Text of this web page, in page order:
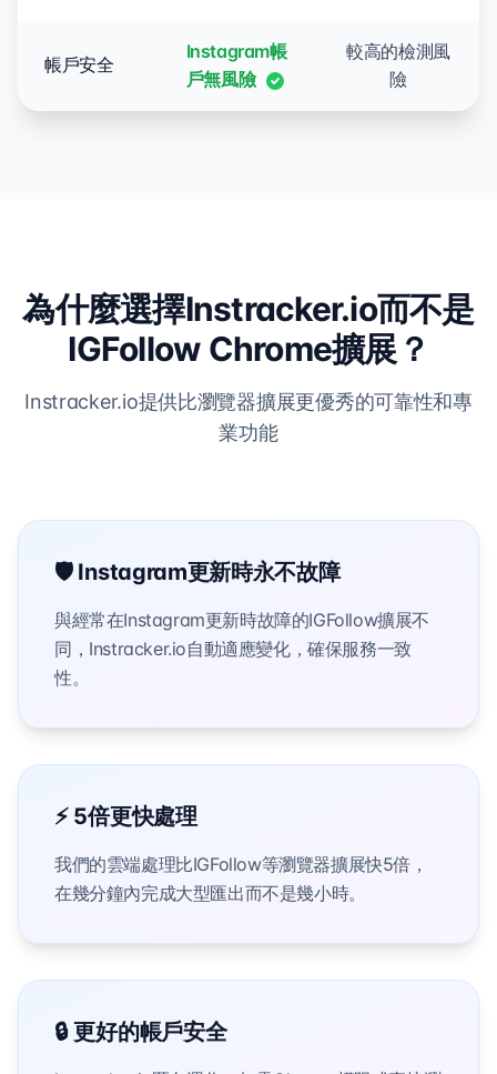
帳戶安全
Instagram帳
戶無風險
較高的檢測風
險
為什麼選擇Instracker.io而不是
IGFollow Chrome擴展？
Instracker.io提供比瀏覽器擴展更優秀的可靠性和專
業功能
🛡️ Instagram更新時永不故障
與經常在Instagram更新時故障的IGFollow擴展不
同，Instracker.io自動適應變化，確保服務一致
性。
⚡ 5倍更快處理
我們的雲端處理比IGFollow等瀏覽器擴展快5倍，
在幾分鐘內完成大型匯出而不是幾小時。
🔒 更好的帳戶安全